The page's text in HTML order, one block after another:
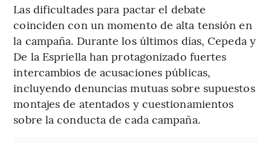
Las dificultades para pactar el debate
coinciden con un momento de alta tensión en
la campaña. Durante los últimos días, Cepeda y
De la Espriella han protagonizado fuertes
intercambios de acusaciones públicas,
incluyendo denuncias mutuas sobre supuestos
montajes de atentados y cuestionamientos
sobre la conducta de cada campaña.